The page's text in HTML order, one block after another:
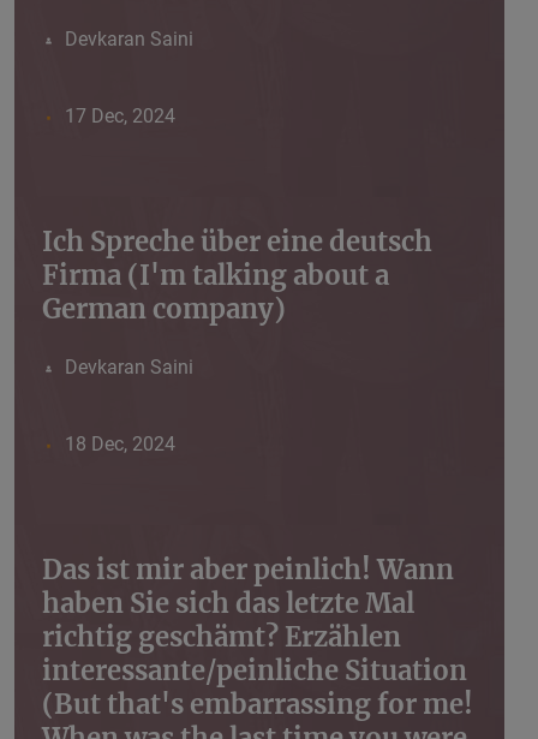
Devkaran Saini
17 Dec, 2024
Ich Spreche über eine deutsch
Firma (I'm talking about a
German company)
Devkaran Saini
18 Dec, 2024
Das ist mir aber peinlich! Wann
haben Sie sich das letzte Mal
richtig geschämt? Erzählen
interessante/peinliche Situation
(But that's embarrassing for me!